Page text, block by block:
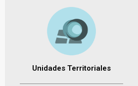
Unidades Territoriales